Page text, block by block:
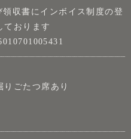
収書にインボイス制度の登
ております
りごたつ席あり